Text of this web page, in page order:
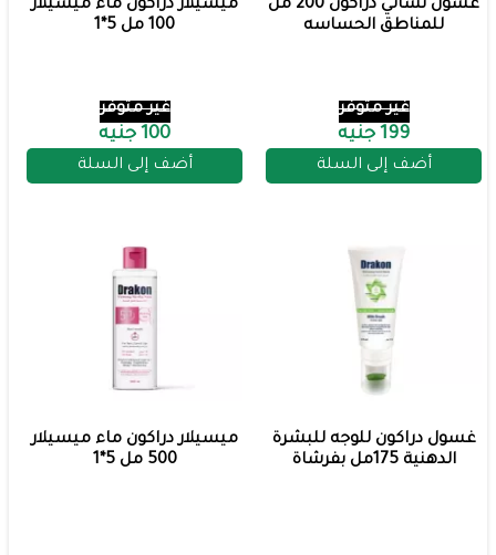
غسول نسائي دراكون 200 مل
للمناطق الحساسه
غير متوفر
199 جنيه
أضف إلى السلة
ميسيلار دراكون ماء ميسيلار
100 مل 5*1
غير متوفر
100 جنيه
أضف إلى السلة
غسول دراكون للوجه للبشرة
الدهنية 175مل بفرشاة
ميسيلار دراكون ماء ميسيلار
500 مل 5*1